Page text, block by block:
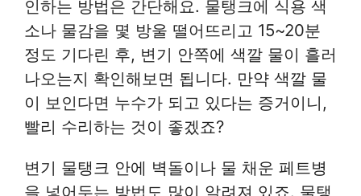
인하는 방법은 간단해요. 물탱크에 식용 색
소나 물감을 몇 방울 떨어뜨리고 15~20분
정도 기다린 후, 변기 안쪽에 색깔 물이 흘러
나오는지 확인해보면 됩니다. 만약 색깔 물
이 보인다면 누수가 되고 있다는 증거이니,
빨리 수리하는 것이 좋겠죠?
변기 물탱크 안에 벽돌이나 물 채운 페트병
을 넣어두는 방법도 많이 알려져 있죠. 물탱